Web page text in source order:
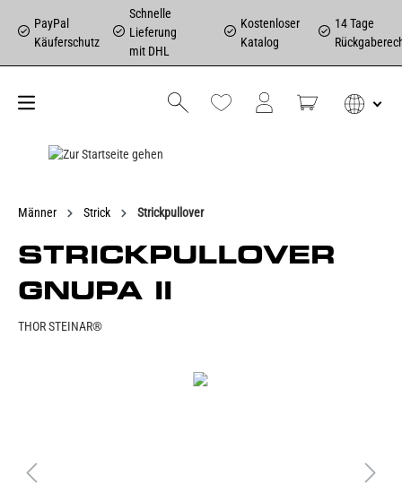
PayPal
Käuferschutz
Schnelle
Lieferung
mit DHL
Kostenloser
Katalog
14 Tage
Männer Strick Strickpullover
STRICKPULLOVER
GNUPA II
THOR STEINAR®